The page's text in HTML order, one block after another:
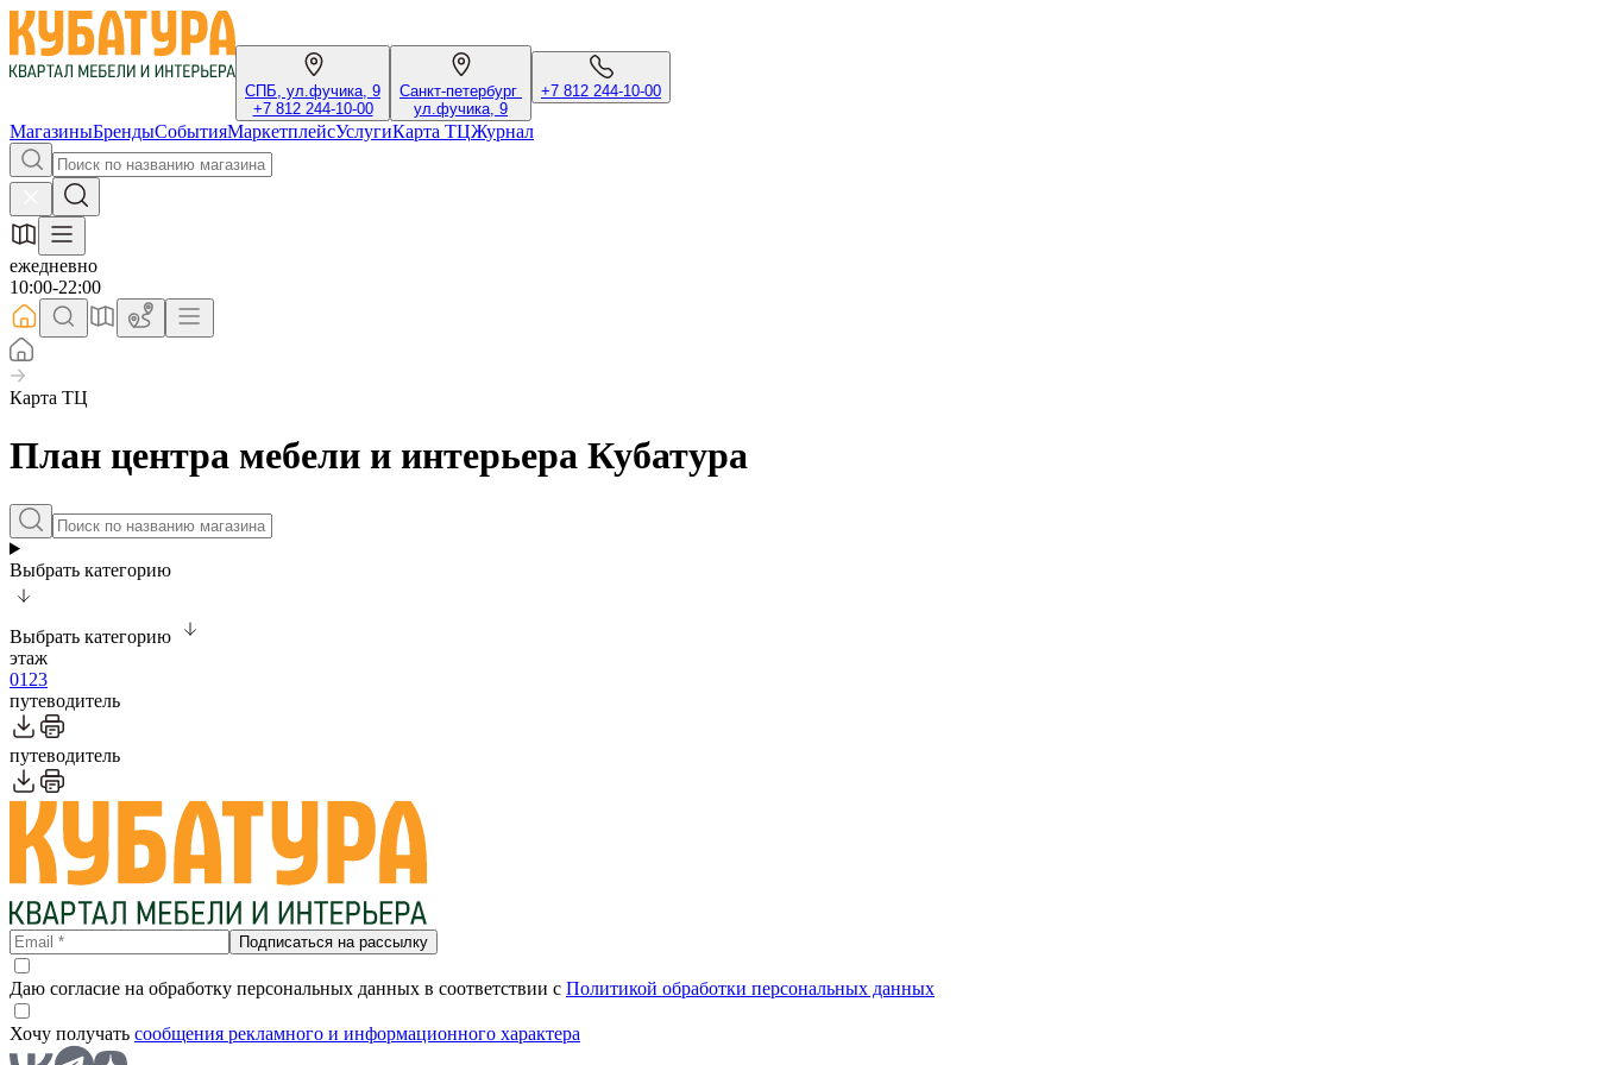
СПБ, ул.фучика, 9
+7 812 244-10-00
Санкт-петербург
ул.фучика, 9
+7 812 244-10-00
МагазиныБрендыСобытияМаркетплейсУслугиКарта ТЦЖурнал
ежедневно
10:00-22:00
Карта ТЦ
План центра мебели и интерьера Кубатура
Выбрать категорию
Выбрать категорию
этаж
01 23
путеводитель
путеводитель
Подписаться на рассылку
Даю согласие на обработку персональных данных в соответствии с Политикой обработки персональных данных
Хочу получать сообщения рекламного и информационного характера